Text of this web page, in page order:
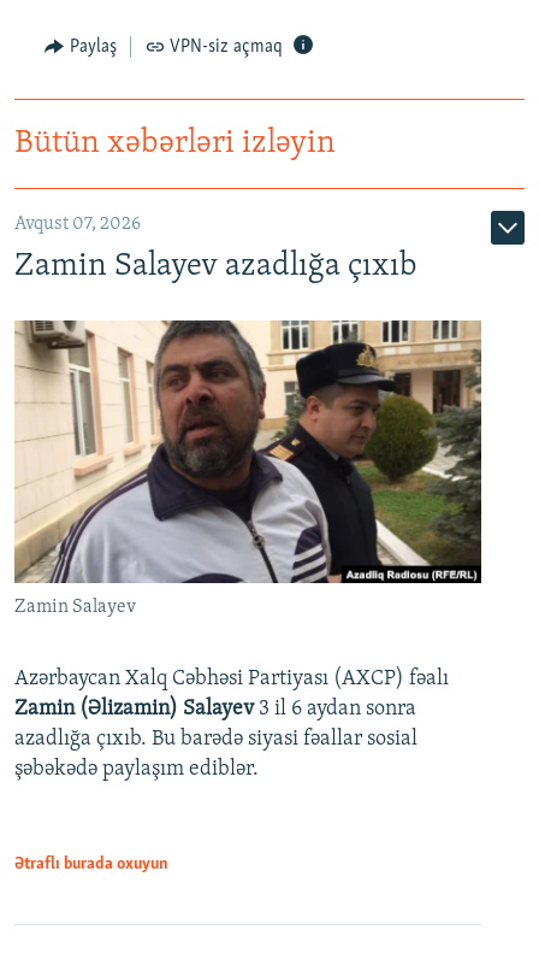
Paylaş VPN-siz açmaq
Bütün xəbərləri izləyin
Avqust 07, 2026
Zamin Salayev azadlığa çıxıb
Zamin Salayev
Azərbaycan Xalq Cəbhəsi Partiyası (AXCP) fəalı
Zamin (Əlizamin) Salayev 3 il 6 aydan sonra
azadlığa çıxıb. Bu barədə siyasi fəallar sosial
şəbəkədə paylaşım ediblər.
Ətraflı burada oxuyun